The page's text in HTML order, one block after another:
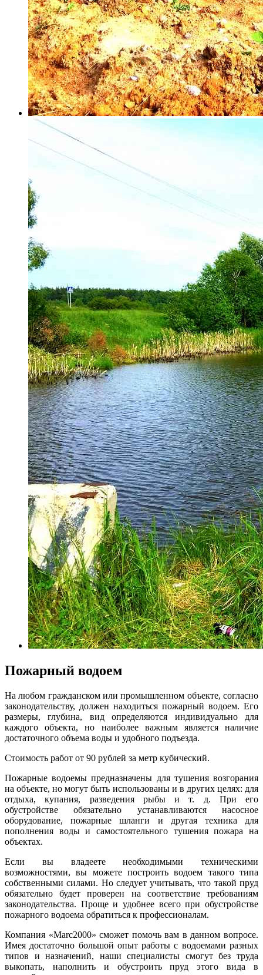
Пожарный водоем
На любом гражданском или промышленном объекте, согласно
законодательству, должен находиться пожарный водоем. Его
размеры, глубина, вид определяются индивидуально для
каждого объекта, но наиболее важным является наличие
достаточного объема воды и удобного подъезда.
Стоимость работ от 90 рублей за метр кубический.
Пожарные водоемы предназначены для тушения возгорания
на объекте, но могут быть использованы и в других целях: для
отдыха, купания, разведения рыбы и т. д. При его
обустройстве обязательно устанавливаются насосное
оборудование, пожарные шланги и другая техника для
пополнения воды и самостоятельного тушения пожара на
объектах.
Если вы владеете необходимыми техническими
возможностями, вы можете построить водоем такого типа
собственными силами. Но следует учитывать, что такой пруд
обязательно будет проверен на соответствие требованиям
законодательства. Проще и удобнее всего при обустройстве
пожарного водоема обратиться к профессионалам.
Компания «Marc2000» сможет помочь вам в данном вопросе.
Имея достаточно большой опыт работы с водоемами разных
типов и назначений, наши специалисты смогут без труда
выкопать, наполнить и обустроить пруд этого вида в